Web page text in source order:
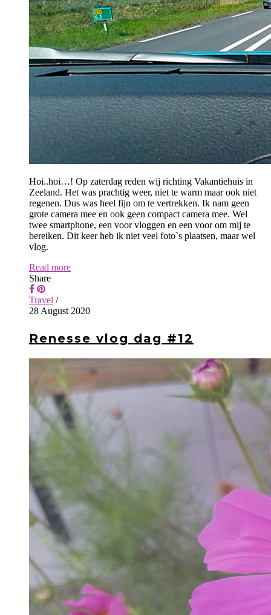
Hoi..hoi…! Op zaterdag reden wij richting Vakantiehuis in
Zeeland. Het was prachtig weer, niet te warm maar ook niet
regenen. Dus was heel fijn om te vertrekken. Ik nam geen
grote camera mee en ook geen compact camera mee. Wel
twee smartphone, een voor vloggen en een voor om mij te
bereiken. Dit keer heb ik niet veel foto`s plaatsen, maar wel
vlog.
Read more
Share
Travel /
28 August 2020
Renesse vlog dag #12